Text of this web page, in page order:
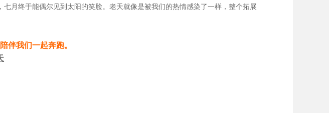
月终于能偶尔见到太阳的笑脸。老天就像是被我们的热情感染了一样，整个拓展
伴我们一起奔跑。